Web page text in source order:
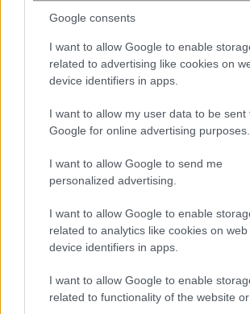
Google consents
I want to allow Google to enable
related to advertising like cookies on
device identifiers in apps.
I want to allow my user data to be sent
Google for online advertising purposes.
I want to allow Google to send me
personalized advertising.
I want to allow Google to enable
related to analytics like cookies on
device identifiers in apps.
I want to allow Google to enable
related to functionality of the website or
10 ώρες πριν
Επίδομα θέρμανσης: Ποιοι
έως τις 30 Σεπτεμβρίου 2026
ENIKOS NETWORK